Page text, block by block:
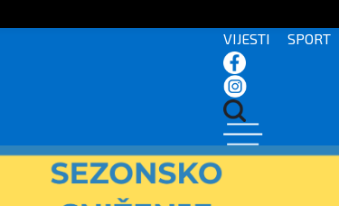
VIJESTI SPORT